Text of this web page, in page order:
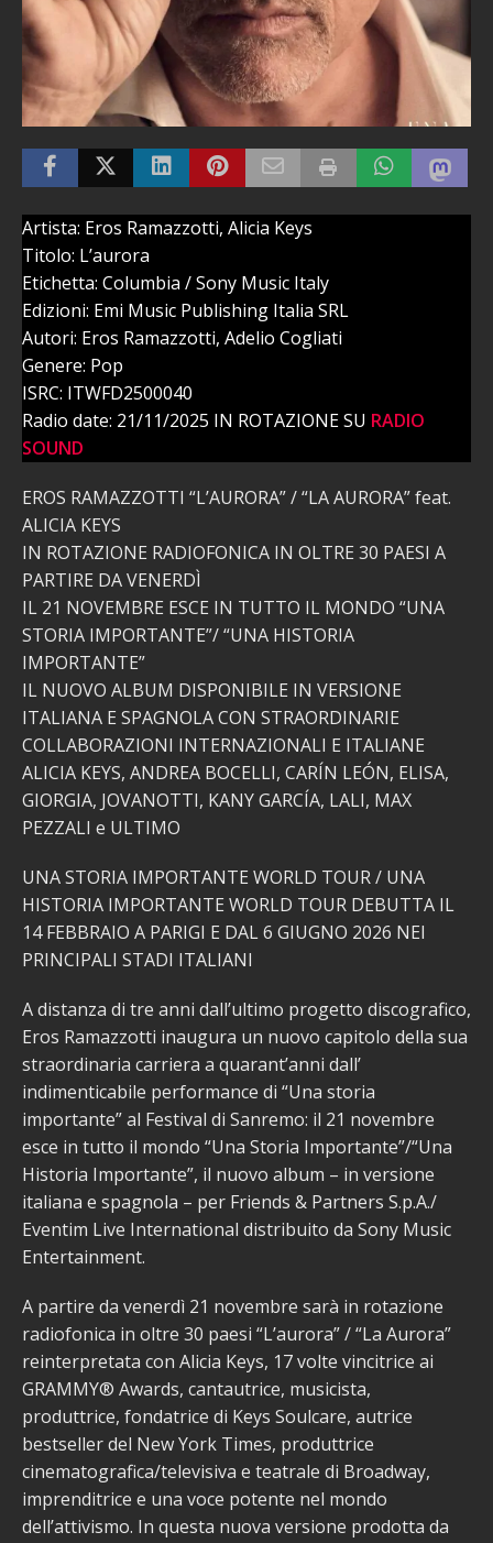
Artista: Eros Ramazzotti, Alicia Keys
Titolo: L’aurora
Etichetta: Columbia / Sony Music Italy
Edizioni: Emi Music Publishing Italia SRL
Autori: Eros Ramazzotti, Adelio Cogliati
Genere: Pop
ISRC: ITWFD2500040
Radio date: 21/11/2025 IN ROTAZIONE SU RADIO
SOUND
EROS RAMAZZOTTI “L’AURORA” / “LA AURORA” feat.
ALICIA KEYS
IN ROTAZIONE RADIOFONICA IN OLTRE 30 PAESI A
PARTIRE DA VENERDÌ
IL 21 NOVEMBRE ESCE IN TUTTO IL MONDO “UNA
STORIA IMPORTANTE”/ “UNA HISTORIA
IMPORTANTE”
IL NUOVO ALBUM DISPONIBILE IN VERSIONE
ITALIANA E SPAGNOLA CON STRAORDINARIE
COLLABORAZIONI INTERNAZIONALI E ITALIANE
ALICIA KEYS, ANDREA BOCELLI, CARÍN LEÓN, ELISA,
GIORGIA, JOVANOTTI, KANY GARCÍA, LALI, MAX
PEZZALI e ULTIMO
UNA STORIA IMPORTANTE WORLD TOUR / UNA
HISTORIA IMPORTANTE WORLD TOUR DEBUTTA IL
14 FEBBRAIO A PARIGI E DAL 6 GIUGNO 2026 NEI
PRINCIPALI STADI ITALIANI
A distanza di tre anni dall’ultimo progetto discografico,
Eros Ramazzotti inaugura un nuovo capitolo della sua
straordinaria carriera a quarant’anni dall’
indimenticabile performance di “Una storia
importante” al Festival di Sanremo: il 21 novembre
esce in tutto il mondo “Una Storia Importante”/“Una
Historia Importante”, il nuovo album – in versione
italiana e spagnola – per Friends & Partners S.p.A./
Eventim Live International distribuito da Sony Music
Entertainment.
A partire da venerdì 21 novembre sarà in rotazione
radiofonica in oltre 30 paesi “L’aurora” / “La Aurora”
reinterpretata con Alicia Keys, 17 volte vincitrice ai
GRAMMY® Awards, cantautrice, musicista,
produttrice, fondatrice di Keys Soulcare, autrice
bestseller del New York Times, produttrice
cinematografica/televisiva e teatrale di Broadway,
imprenditrice e una voce potente nel mondo
dell’attivismo. In questa nuova versione prodotta da